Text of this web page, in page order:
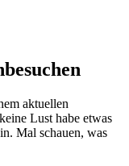
aktuellen
Lust habe etwas
Mal schauen, was